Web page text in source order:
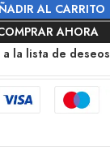
AL CARRITO
AHORA
la lista de deseos